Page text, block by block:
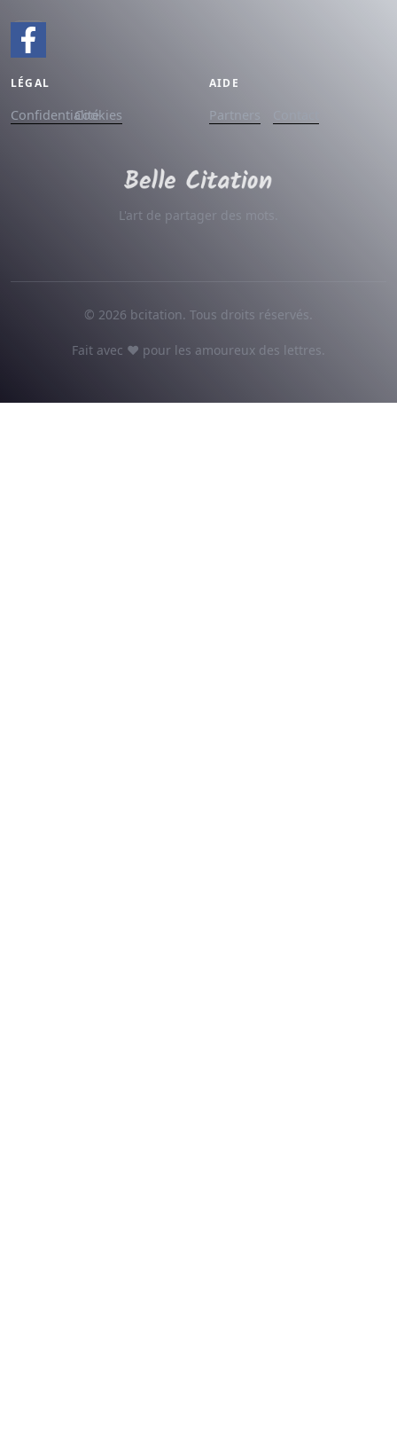
LÉGAL
ConfidentialitéCookies
AIDE
Partners
L'art de partager des mots.
© 2026 bcitation. Tous droits réservés.
Fait avec ♥ pour les amoureux des lettres.